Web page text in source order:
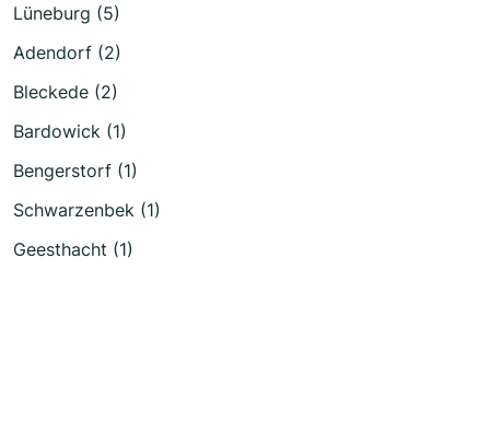
Lüneburg (5)
Adendorf (2)
Bleckede (2)
Bardowick (1)
Bengerstorf (1)
Schwarzenbek (1)
Geesthacht (1)